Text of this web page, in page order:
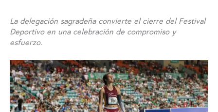
La delegación sagradeña convierte el cierre del Festival
Deportivo en una celebración de compromiso y
esfuerzo.